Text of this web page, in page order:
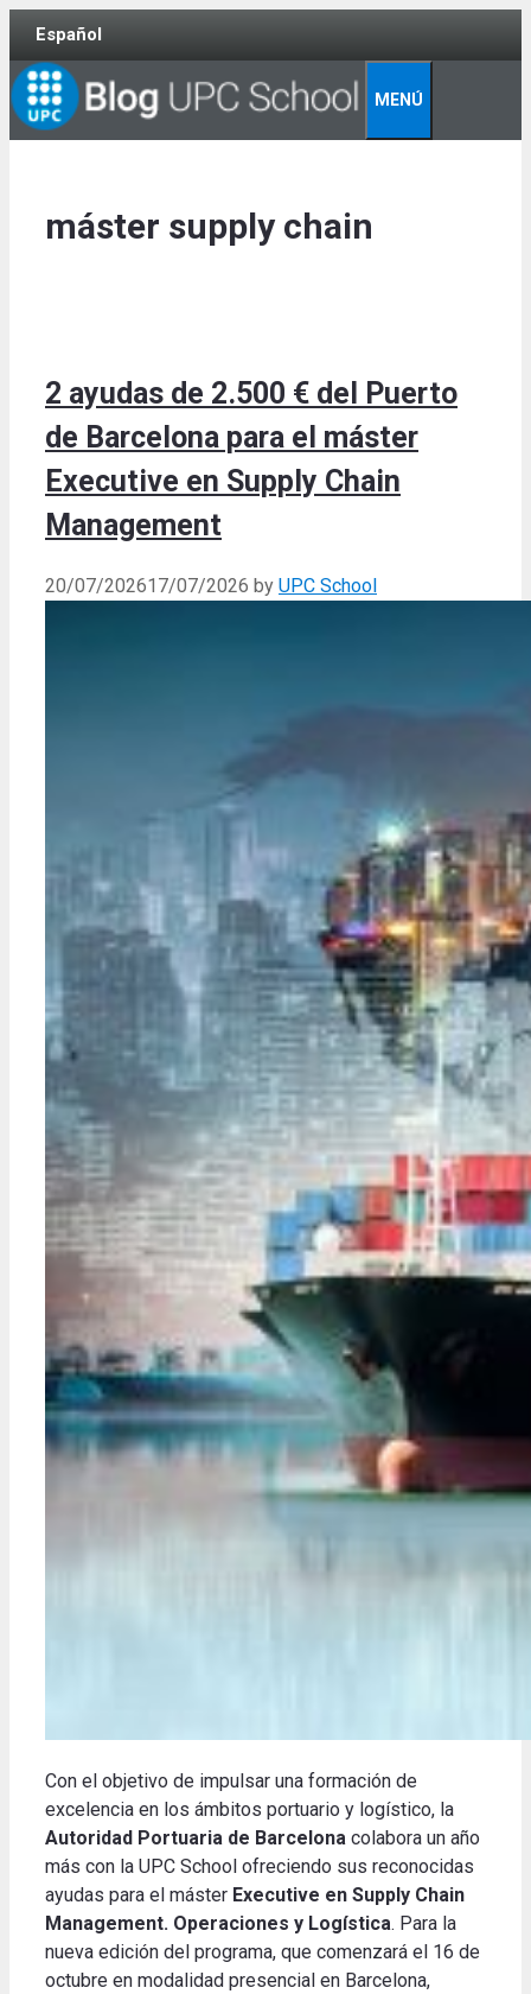
Skip
content
Español
MENÚ
máster supply chain
2 ayudas de 2.500 € del Puerto
de Barcelona para el máster
Executive en Supply Chain
Management
20/07/202617/07/2026 by UPC School
Con el objetivo de impulsar una formación de
excelencia en los ámbitos portuario y logístico, la
Autoridad Portuaria de Barcelona colabora un año
más con la UPC School ofreciendo sus reconocidas
ayudas para el máster Executive en Supply Chain
Management. Operaciones y Logística. Para la
nueva edición del programa, que comenzará el 16 de
octubre en modalidad presencial en Barcelona,